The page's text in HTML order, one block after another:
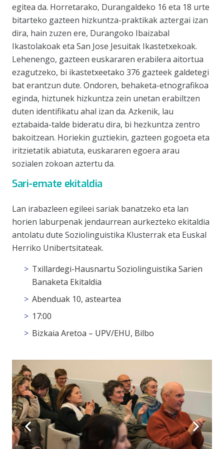
egitea da. Horretarako, Durangaldeko 16 eta 18 urte
bitarteko gazteen hizkuntza-praktikak aztergai izan
dira, hain zuzen ere, Durangoko Ibaizabal
Ikastolakoak eta San Jose Jesuitak Ikastetxekoak.
Lehenengo, gazteen euskararen erabilera aitortua
ezagutzeko, bi ikastetxeetako 376 gazteek galdetegi
bat erantzun dute. Ondoren, behaketa-etnografikoa
eginda, hiztunek hizkuntza zein unetan erabiltzen
duten identifikatu ahal izan da. Azkenik, lau
eztabaida-talde bideratu dira, bi hezkuntza zentro
bakoitzean. Horiekin guztiekin, gazteen gogoeta eta
iritzietatik abiatuta, euskararen egoera arau
sozialen zokoan aztertu da.
Sari-emate ekitaldia
Lan irabazleen egileei sariak banatzeko eta lan
horien laburpenak jendaurrean aurkezteko ekitaldia
antolatu dute Soziolinguistika Klusterrak eta Euskal
Herriko Unibertsitateak.
Txillardegi-Hausnartu Soziolinguistika Sarien
Banaketa Ekitaldia
Abenduak 10, asteartea
17:00
Bizkaia Aretoa – UPV/EHU, Bilbo